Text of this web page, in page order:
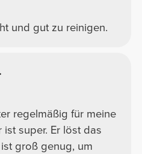
und gut zu reinigen.
regelmäßig für meine
super. Er löst das
groß genug, um